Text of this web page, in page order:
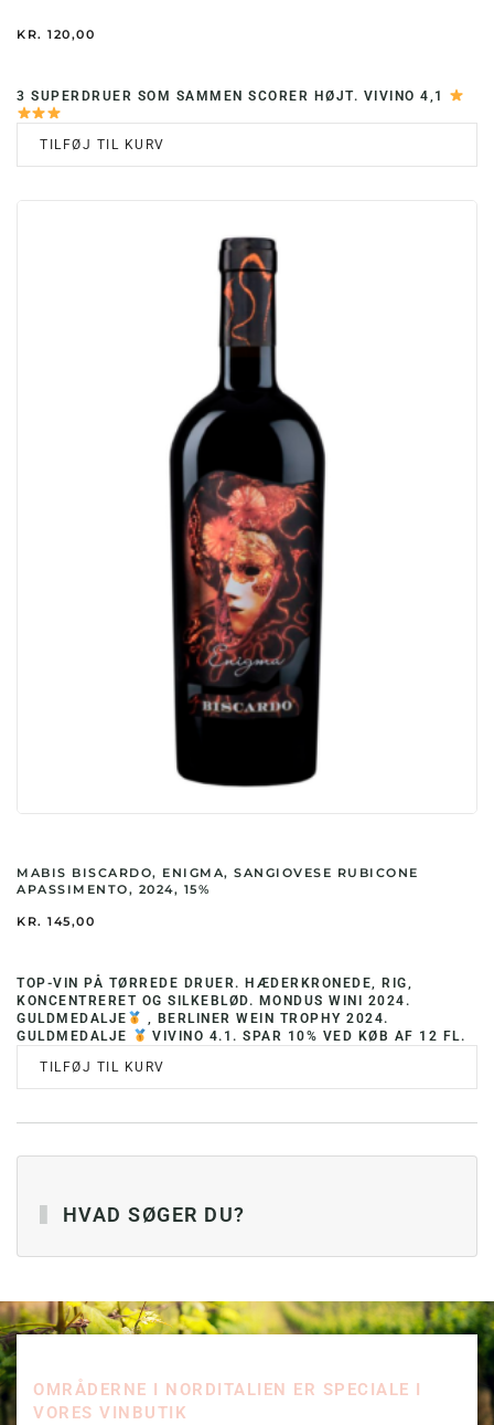
KR. 120,00
3 SUPERDRUER SOM SAMMEN SCORER HØJT. VIVINO 4,1
TILFØJ TIL KURV
MABIS BISCARDO, ENIGMA, SANGIOVESE RUBICONE
APASSIMENTO, 2024, 15%
KR. 145,00
TOP-VIN PÅ TØRREDE DRUER. HÆDERKRONEDE, RIG,
KONCENTRERET OG SILKEBLØD. MONDUS WINI 2024.
GULDMEDALJE
, BERLINER WEIN TROPHY 2024.
GULDMEDALJE
VIVINO 4.1. SPAR 10% VED KØB AF 12 FL.
TILFØJ TIL KURV
HVAD SØGER DU?
OMRÅDERNE I NORDITALIEN ER SPECIALE I
VORES VINBUTIK